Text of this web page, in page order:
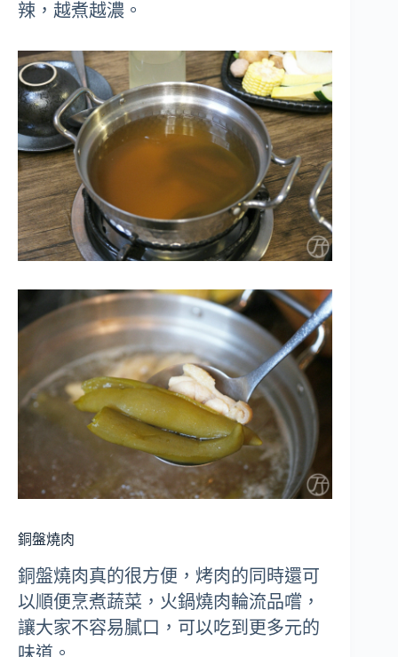
辣，越煮越濃。
銅盤燒肉
銅盤燒肉真的很方便，烤肉的同時還可
以順便烹煮蔬菜，火鍋燒肉輪流品嚐，
讓大家不容易膩口，可以吃到更多元的
味道。